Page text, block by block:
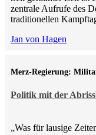
zentrale Aufrufe des
traditionellen
Jan von Hagen
Politik mit der
Merz-Regierung:
„Was für lausige